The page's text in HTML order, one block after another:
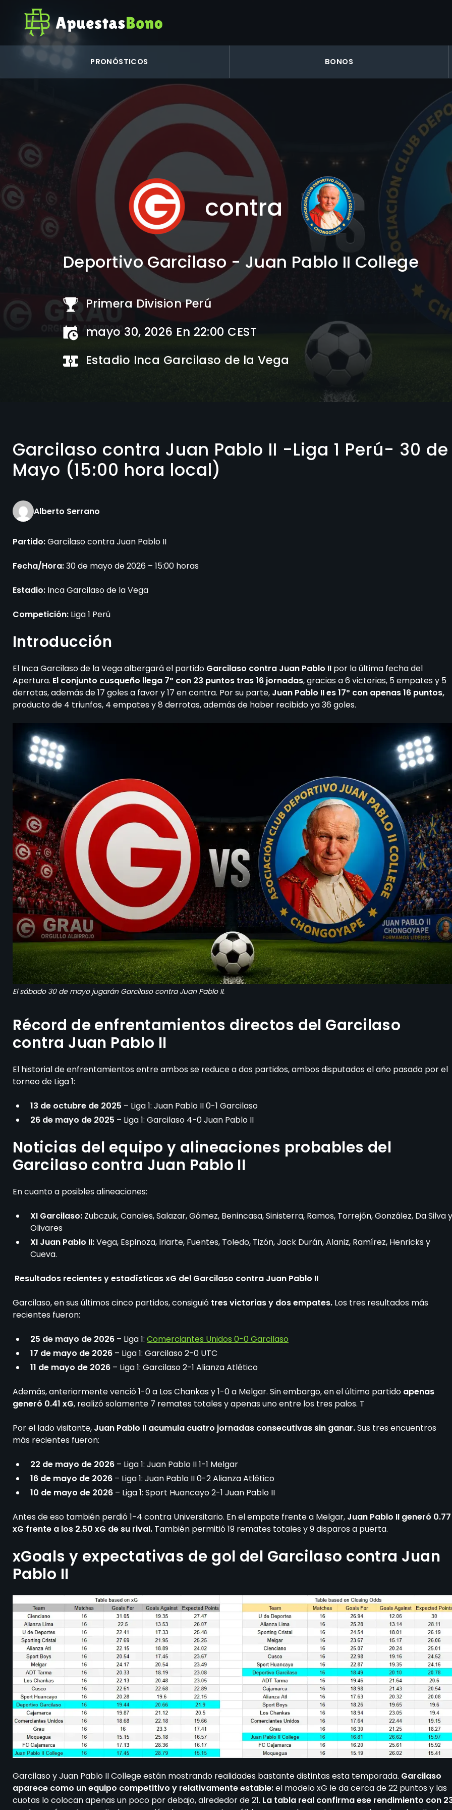
PRONÓSTICOS BONOS
contra
Deportivo Garcilaso - Juan Pablo II College
Primera Division Perú
mayo 30, 2026 En 22:00 CEST
Estadio Inca Garcilaso de la Vega
Garcilaso contra Juan Pablo II -Liga 1 Perú- 30 de
Mayo (15:00 hora local)
Alberto Serrano
Partido:Garcilaso contra Juan Pablo II
Fecha/Hora:30 de mayo de 2026 – 15:00 horas
Estadio: Inca Garcilaso de la Vega
Competición: Liga 1 Perú
Introducción
El Inca Garcilaso de la Vega albergará el partido Garcilaso contra Juan Pablo II por la última fecha del
Apertura. El conjunto cusqueño llega 7º con 23 puntos tras 16 jornadas, gracias a 6 victorias, 5 empates y 5
derrotas, además de 17 goles a favor y 17 en contra. Por su parte, Juan Pablo II es 17º con apenas 16 puntos,
producto de 4 triunfos, 4 empates y 8 derrotas, además de haber recibido ya 36 goles.
El sábado 30 de mayo jugarán Garcilaso contra Juan Pablo II.
Récord de enfrentamientos directos del Garcilaso
contra Juan Pablo II
El historial de enfrentamientos entre ambos se reduce a dos partidos, ambos disputados el año pasado por el
torneo de Liga 1:
13 de octubre de 2025 – Liga 1: Juan Pablo II 0-1 Garcilaso
26 de mayo de 2025 – Liga 1: Garcilaso 4-0 Juan Pablo II
Noticias del equipo y alineaciones probables del
Garcilaso contra Juan Pablo II
En cuanto a posibles alineaciones:
XI Garcilaso: Zubczuk, Canales, Salazar, Gómez, Benincasa, Sinisterra, Ramos, Torrejón, González, Da Silva y
Olivares
XI Juan Pablo II:Vega, Espinoza, Iriarte, Fuentes, Toledo, Tizón, Jack Durán, Alaniz, Ramírez, Henricks y
Cueva.
Resultados recientes y estadísticas xG del Garcilaso contra Juan Pablo II
Garcilaso, en sus últimos cinco partidos, consiguió tres victorias y dos empates. Los tres resultados más
recientes fueron:
25 de mayo de 2026 – Liga 1: Comerciantes Unidos 0-0 Garcilaso
17 de mayo de 2026 – Liga 1: Garcilaso 2-0 UTC
11 de mayo de 2026 – Liga 1: Garcilaso 2-1 Alianza Atlético
Además, anteriormente venció 1-0 a Los Chankas y 1-0 a Melgar. Sin embargo, en el último partido apenas
generó 0.41 xG, realizó solamente 7 remates totales y apenas uno entre los tres palos. T
Por el lado visitante, Juan Pablo II acumula cuatro jornadas consecutivas sin ganar.Sus tres encuentros
más recientes fueron:
22 de mayo de 2026 – Liga 1: Juan Pablo II 1-1 Melgar
16 de mayo de 2026 – Liga 1: Juan Pablo II 0-2 Alianza Atlético
10 de mayo de 2026 – Liga 1: Sport Huancayo 2-1 Juan Pablo II
Antes de eso también perdió 1-4 contra Universitario. En el empate frente a Melgar, Juan Pablo II generó 0.77
xG frente a los 2.50 xG de su rival. También permitió 19 remates totales y 9 disparos a puerta.
xGoals y expectativas de gol del Garcilaso contra Juan
Pablo II
Garcilaso y Juan Pablo II College están mostrando realidades bastante distintas esta temporada. Garcilaso
aparece como un equipo competitivo y relativamente estable:el modelo xG le da cerca de 22 puntos y las
cuotas lo colocan apenas un poco por debajo, alrededor de 21. La tabla real confirma ese rendimiento con